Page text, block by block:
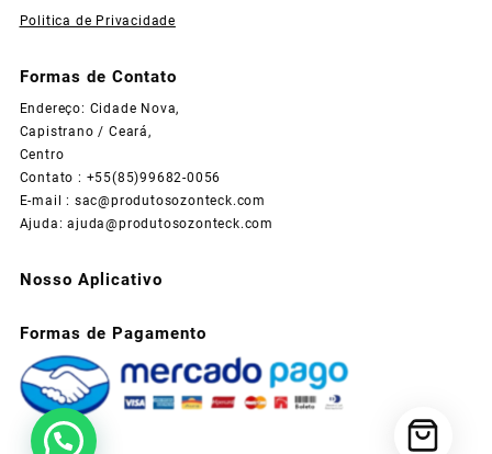
Politica de Privacidade
Formas de Contato
Endereço: Cidade Nova,
Capistrano / Ceará,
Centro
Contato : +55(85)99682-0056
E-mail : sac@produtosozonteck.com
Ajuda:ajuda@produtosozonteck.com
Nosso Aplicativo
Formas de Pagamento